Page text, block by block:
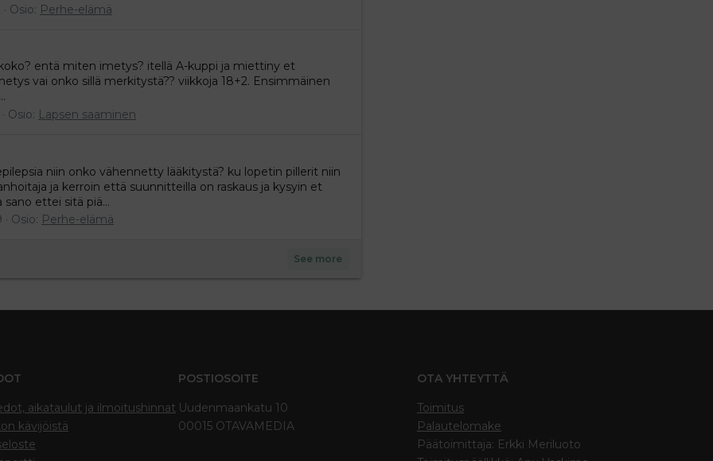
Osio: Perhe-elämä
entä miten imetys? itellä A-kuppi ja miettiny et
vai onko sillä merkitystä?? viikkoja 18+2. Ensimmäinen
Osio: Lapsen saaminen
niin onko vähennetty lääkitystä? ku lopetin pillerit niin
ja kerroin että suunnitteilla on raskaus ja kysyin et
ettei sitä piä...
Osio: Perhe-elämä
See more
aikataulut ja ilmoitushinnat
kävijöistä
POSTIOSOITE
Uudenmaankatu 10
00015 OTAVAMEDIA
OTA YHTEYTTÄ
Toimitus
Palautelomake
Päätoimittaja: Erkki Meriluoto